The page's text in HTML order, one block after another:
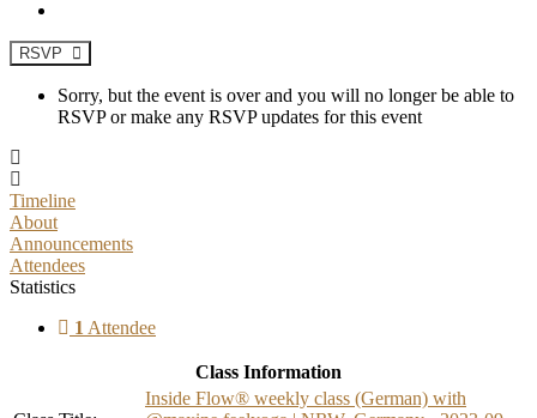
RSVP
Sorry, but the event is over and you will no longer be able to
RSVP or make any RSVP updates for this event
Timeline
About
Announcements
Attendees
Statistics
1 Attendee
Class Information
Inside Flow® weekly class (German) with